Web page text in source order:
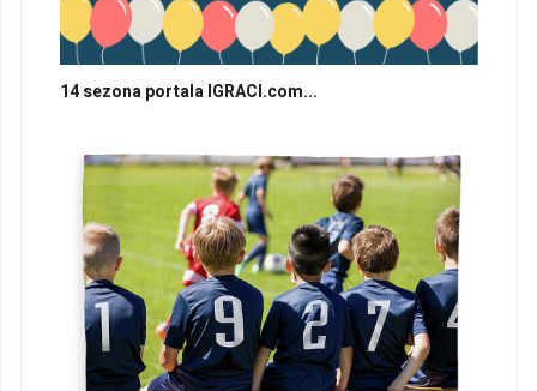
14 sezona portala IGRACI.com...